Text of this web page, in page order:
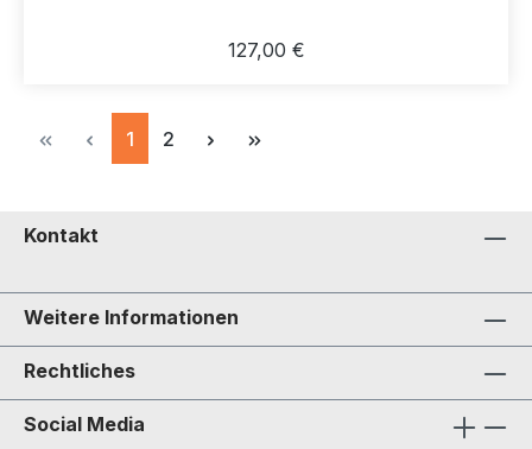
Regulärer Preis:
127,00 €
Seite
1 Seite
2
Kontakt
Weitere Informationen
Rechtliches
Social Media